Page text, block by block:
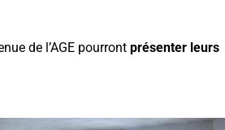
de l’AGE pourront présenter leurs